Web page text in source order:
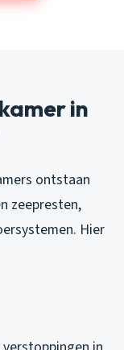
in
ontstaan
zeepresten,
Hier